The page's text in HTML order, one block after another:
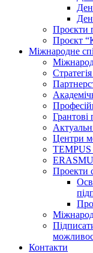
Проєкти
Проєкт
Міжнародне
Стратегія
Грантові
Центри
Проекти
Контакти